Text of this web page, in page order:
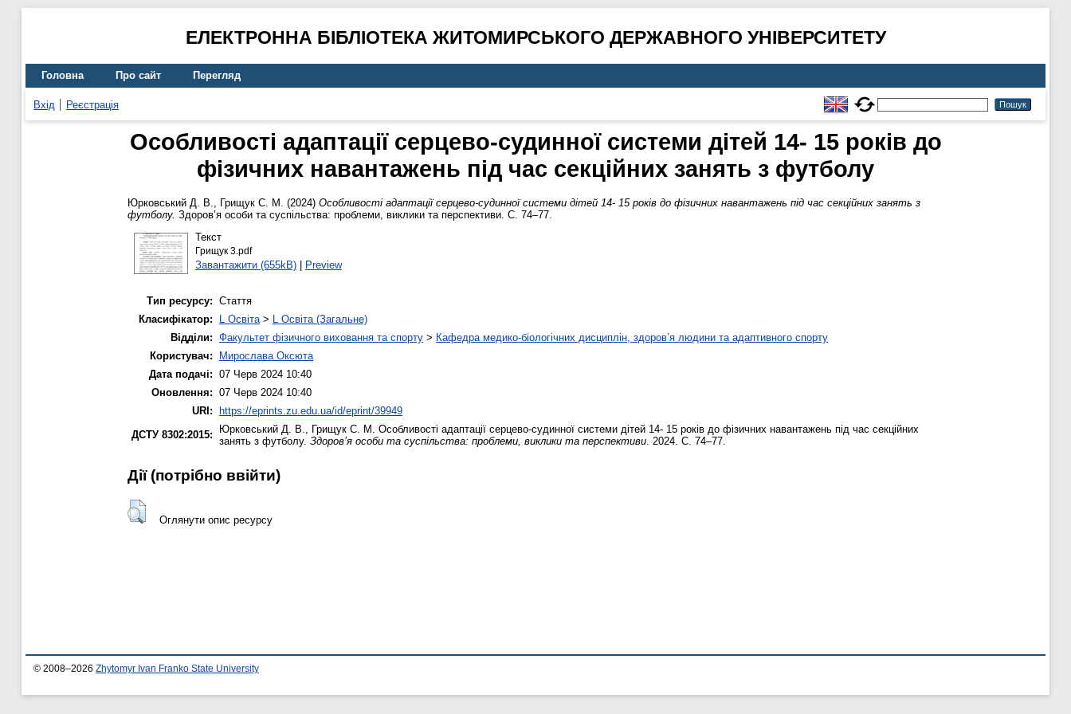
ЕЛЕКТРОННА БІБЛІОТЕКА ЖИТОМИРСЬКОГО ДЕРЖАВНОГО УНІВЕРСИТЕТУ
Головна Про сайт Перегляд
Вхід Реєстрація
Особливості адаптації серцево-судинної системи дітей 14- 15 років до
фізичних навантажень під час секційних занять з футболу
Юрковський Д. В., Грищук С. М. (2024) Особливості адаптації серцево-судинної системи дітей 14- 15 років до фізичних навантажень під час секційних занять з
футболу. Здоров’я особи та суспільства: проблеми, виклики та перспективи. С. 74–77.
Текст
Грищук 3.pdf
Завантажити (655kB)| Preview
Тип ресурсу: Стаття
Класифікатор:
L Освіта> L Освіта (Загальне)
Відділи: Факультет фізичного виховання та спорту > Кафедра медико-біологічних дисциплін, здоров’я людини та адаптивного спорту
Користувач:
Мирослава Оксюта
Дата подачі: 07 Черв 2024 10:40
Оновлення: 07 Черв 2024 10:40
URI:
https://eprints.zu.edu.ua/id/eprint/39949
ДСТУ 8302:2015:
Юрковський Д. В., Грищук С. М. Особливості адаптації серцево-судинної системи дітей 14- 15 років до фізичних навантажень під час секційних
занять з футболу. Здоров’я особи та суспільства: проблеми, виклики та перспективи. 2024. С. 74–77.
Дії ​​(потрібно ввійти)
Оглянути опис ресурсу
© 2008–2026 Zhytomyr Ivan Franko State University